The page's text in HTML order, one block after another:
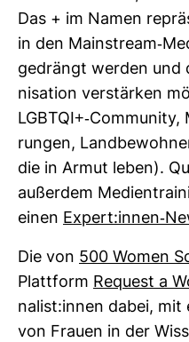
Das + im Namen
in den Main­stream-​
gedrängt werden und
ni­sa­tion ver­stärken
LGBTQI+-​
rungen,
die in Armut leben).
außerdem
einen Expert:innen-​
Die von 500 Women
Platt­form Request a
na­list:innen dabei,
von Frauen in der